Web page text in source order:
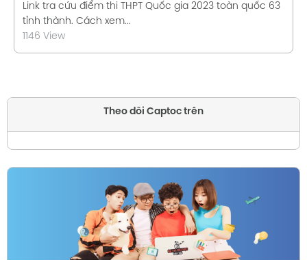
Link tra cứu điểm thi THPT Quốc gia 2023 toàn quốc 63
tỉnh thành. Cách xem...
1146 View
Theo dõi Captoc trên